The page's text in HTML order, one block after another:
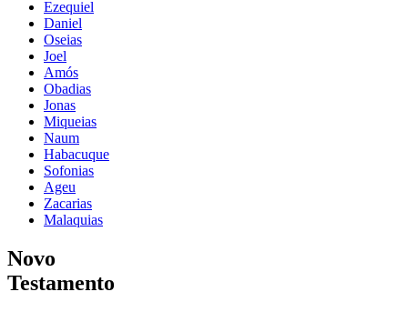
Ezequiel
Daniel
Oseias
Joel
Amós
Obadias
Jonas
Miqueias
Naum
Habacuque
Sofonias
Ageu
Zacarias
Malaquias
Novo
Testamento